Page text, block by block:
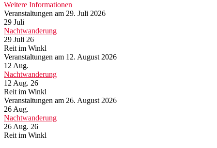
Weitere Informationen
Veranstaltungen am 29. Juli 2026
29 Juli
Nachtwanderung
29 Juli 26
Reit im Winkl
Veranstaltungen am 12. August 2026
12 Aug.
Nachtwanderung
12 Aug. 26
Reit im Winkl
Veranstaltungen am 26. August 2026
26 Aug.
Nachtwanderung
26 Aug. 26
Reit im Winkl